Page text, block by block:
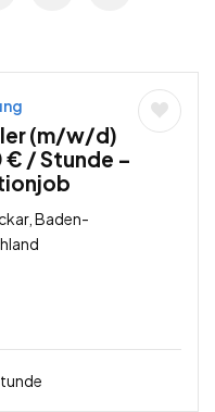
(m/w/d)
€ / Stunde –
Baden-